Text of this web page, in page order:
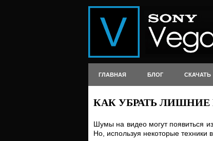
ГЛАВНАЯ БЛОГ СКАЧАТЬ
КАК УБРАТЬ ЛИШНИЕ
Шумы на видео могут появиться
Но, используя некоторые